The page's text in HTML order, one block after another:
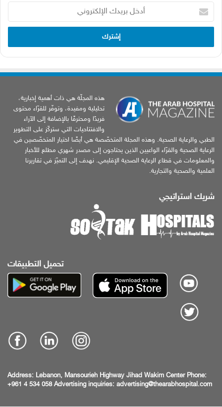
بريدك
الإلكتروني
هذه المجلّة هي ذات أهمية إخبارية،
تحليلية ومفيدة، وتوفّر للقرّاء محتوى
فريدًا ومحترفًا بالإضافة إلى الآراء
والافتتاحيات التي ستركّز على التطوير
الطبي والرعاية الصحية. وهذه المجلة المتخصّصة هي أيضًا اختيار المتخصّصين في
الرعاية الصحية والقرّاء الواعيين الذين يحتاجون إلى مصدر شهري مطلع للأخبار
والمعلومات في قطاع الرعاية الصحية الإقليمي. نهدف إلى التميّز في تقاريرنا
العلمية والصحية والتجارية.
شريك استراتيجي
تحميل التطبيقات
Address: Lebanon, Mansourieh Highway Jihad Wakim Center Phone:
+961 4 534 058 Advertising inquiries: advertising@thearabhospital.com